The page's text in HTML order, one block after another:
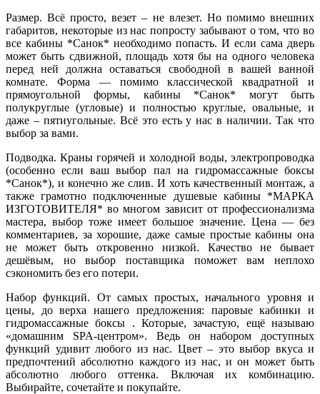
Размер. Всё просто, везет – не влезет. Но помимо внешних
габаритов, некоторые из нас попросту забывают о том, что во
все кабины *Санок* необходимо попасть. И если сама дверь
может быть сдвижной, площадь хотя бы на одного человека
перед ней должна оставаться свободной в вашей ванной
комнате. Форма — помимо классической квадратной и
прямоугольной формы, кабины *Санок* могут быть
полукруглые (угловые) и полностью круглые, овальные, и
даже – пятиугольные. Всё это есть у нас в наличии. Так что
выбор за вами.
Подводка. Краны горячей и холодной воды, электропроводка
(особенно если ваш выбор пал на гидромассажные боксы
*Санок*), и конечно же слив. И хоть качественный монтаж, а
также грамотно подключенные душевые кабины *МАРКА
ИЗГОТОВИТЕЛЯ* во многом зависит от профессионализма
мастера, выбор тоже имеет большое значение. Цена — без
комментариев, за хорошие, даже самые простые кабины она
не может быть откровенно низкой. Качество не бывает
дешёвым, но выбор поставщика поможет вам неплохо
сэкономить без его потери.
Набор функций. От самых простых, начального уровня и
цены, до верха нашего предложения: паровые кабинки и
гидромассажные боксы . Которые, зачастую, ещё называю
«домашним SPA-центром». Ведь он набором доступных
функций удивит любого из нас. Цвет – это выбор вкуса и
предпочтений абсолютно каждого из нас, и он может быть
абсолютно любого оттенка. Включая их комбинацию.
Выбирайте, сочетайте и покупайте.